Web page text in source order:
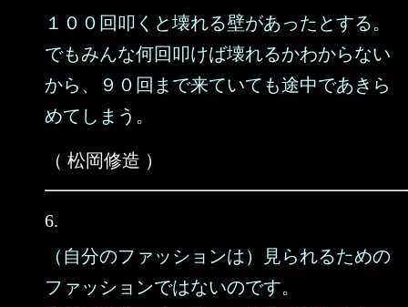
１００回叩くと壊れる壁があったとする。
でもみんな何回叩けば壊れるかわからない
から、９０回まで来ていても途中であきら
めてしまう。
（ 松岡修造 ）
6.
（自分のファッションは）見られるための
ファッションではないのです。